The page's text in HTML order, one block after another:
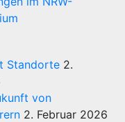
Standorte 2.
von
2. Februar 2026